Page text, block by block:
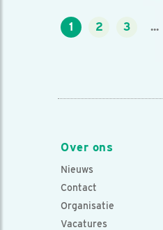
1 2 3 ...
Over ons
Nieuws
Contact
Organisatie
Vacatures